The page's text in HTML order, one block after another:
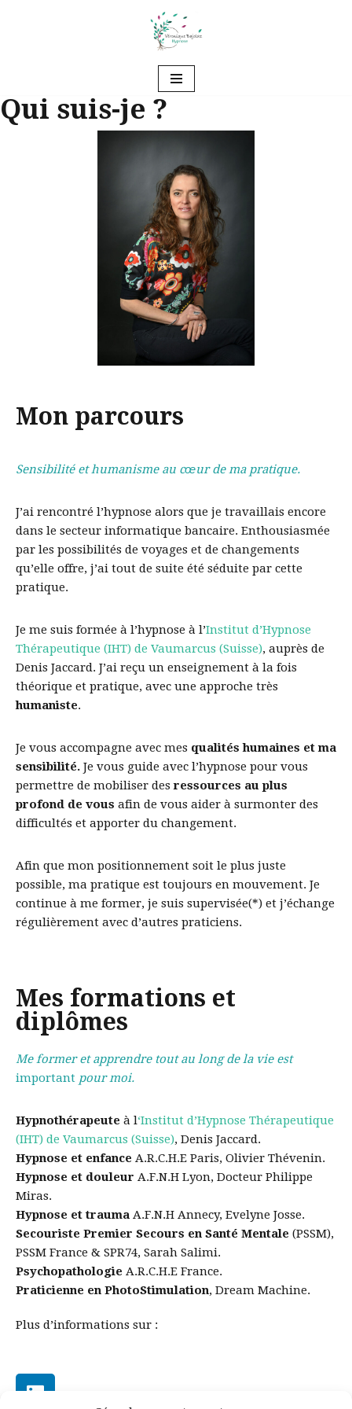
Qui suis-je ?
Mon parcours
Sensibilité et humanisme au cœur de ma pratique.
J’ai rencontré l’hypnose alors que je travaillais encore
dans le secteur informatique bancaire. Enthousiasmée
par les possibilités de voyages et de changements
qu’elle offre, j’ai tout de suite été séduite par cette
pratique.
Je me suis formée à l’hypnose à l’Institut d’Hypnose
Thérapeutique (IHT) de Vaumarcus (Suisse), auprès de
Denis Jaccard. J’ai reçu un enseignement à la fois
théorique et pratique, avec une approche très
humaniste.
Je vous accompagne avec mes qualités humaines et ma
sensibilité. Je vous guide avec l’hypnose pour vous
permettre de mobiliser desressources au plus
profond de vous afin de vous aider à surmonter des
difficultés et apporter du changement.
Afin que mon positionnement soit le plus juste
possible, ma pratique est toujours en mouvement. Je
continue à me former, je suis supervisée(*) et j’échange
régulièrement avec d’autres praticiens.
Mes formations et
diplômes
Me former et apprendre tout au long de la vie est
important pour moi.
Hypnothérapeute à l‘Institut d’Hypnose Thérapeutique
(IHT) de Vaumarcus (Suisse), Denis Jaccard.
Hypnose et enfance A.R.C.H.E Paris, Olivier Thévenin.
Hypnose et douleur A.F.N.H Lyon, Docteur Philippe
Miras.
Hypnose et trauma A.F.N.H Annecy, Evelyne Josse.
Secouriste Premier Secours en Santé Mentale (PSSM),
PSSM France & SPR74, Sarah Salimi.
Psychopathologie A.R.C.H.E France.
Praticienne en PhotoStimulation, Dream Machine.
Plus d’informations sur :